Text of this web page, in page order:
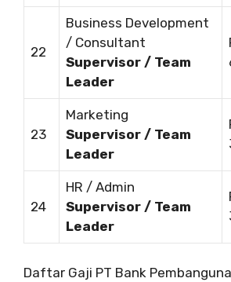
22
Business Development
/ Consultant
Supervisor / Team
Leader
23
Marketing
Supervisor / Team
Leader
24
HR / Admin
Supervisor / Team
Leader
Daftar Gaji PT Bank